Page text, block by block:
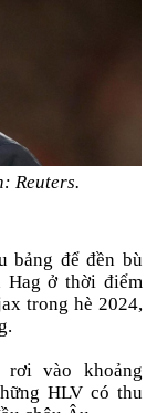
Reuters.
bảng để đền bù
Hag ở thời điểm
trong hè 2024,
rơi vào khoảng
HLV có thu